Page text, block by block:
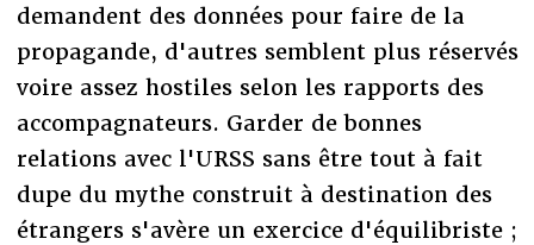
demandent des données pour faire de la
propagande, d'autres semblent plus réservés
voire assez hostiles selon les rapports des
accompagnateurs. Garder de bonnes
relations avec l'URSS sans être tout à fait
dupe du mythe construit à destination des
étrangers s'avère un exercice d'équilibriste ;